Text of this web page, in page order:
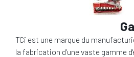
TCi est une marque du
la fabrication d’une vaste gamme